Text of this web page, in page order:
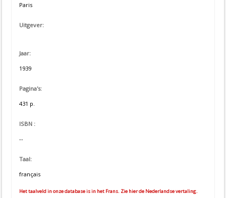
Paris
Uitgever:
Jaar:
1939
Pagina's:
431 p.
ISBN :
--
Taal:
français
Het taalveld in onze database is in het Frans. Zie hier de Nederlandse vertaling.